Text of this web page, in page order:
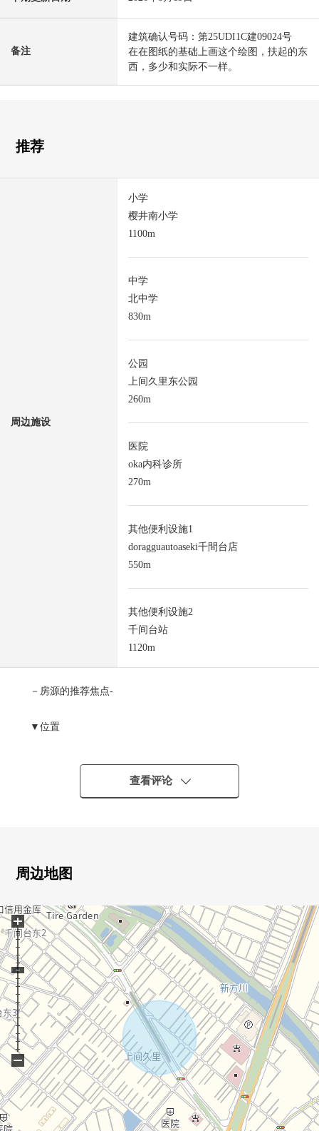
备注
建筑确认号码：第25UDI1C建09024号
在在图纸的基础上画这个绘图，扶起的东
西，多少和实际不一样。
推荐
周边施设
小学
樱井南小学
1100m
中学
北中学
830m
公园
上间久里东公园
260m
医院
oka内科诊所
270m
其他便利设施1
doragguautoaseki千間台店
550m
其他便利设施2
千间台站
1120m
－房源的推荐焦点-
▼位置
▼建筑物的特徴
・光照在西南阳台良好
▼设备
・客厅楼梯
▼周边环境
・清静的住宅区
・在超市·药妆店步行10分钟的范围以内有
■ 在找想要的家方面给予帮助的━━━━━・・・
房源的详细、需讨论是如有意向，请跟我们联系。
查看评论
周边地图
+
−